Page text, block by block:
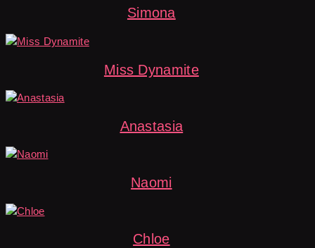
Simona
Miss Dynamite
Anastasia
Naomi
Chloe